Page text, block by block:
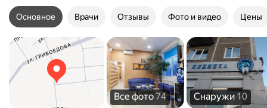
Основное Врачи Отзывы Фото и видео Цены
Все фото74 Снаружи10